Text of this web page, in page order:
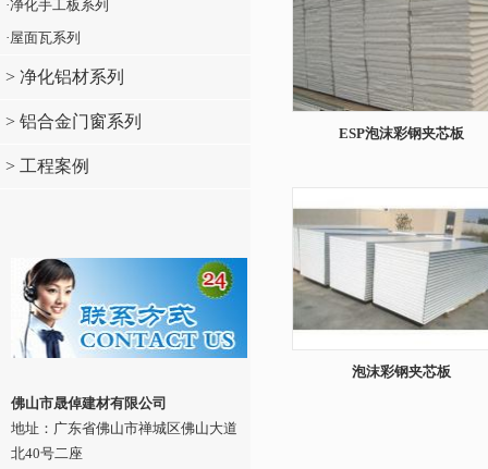
·净化手工板系列
·屋面瓦系列
> 净化铝材系列
> 铝合金门窗系列
> 工程案例
佛山市晟倬建材有限公司
地址：广东省佛山市禅城区佛山大道
北40号二座
ESP泡沫彩钢夹芯板
泡沫彩钢夹芯板